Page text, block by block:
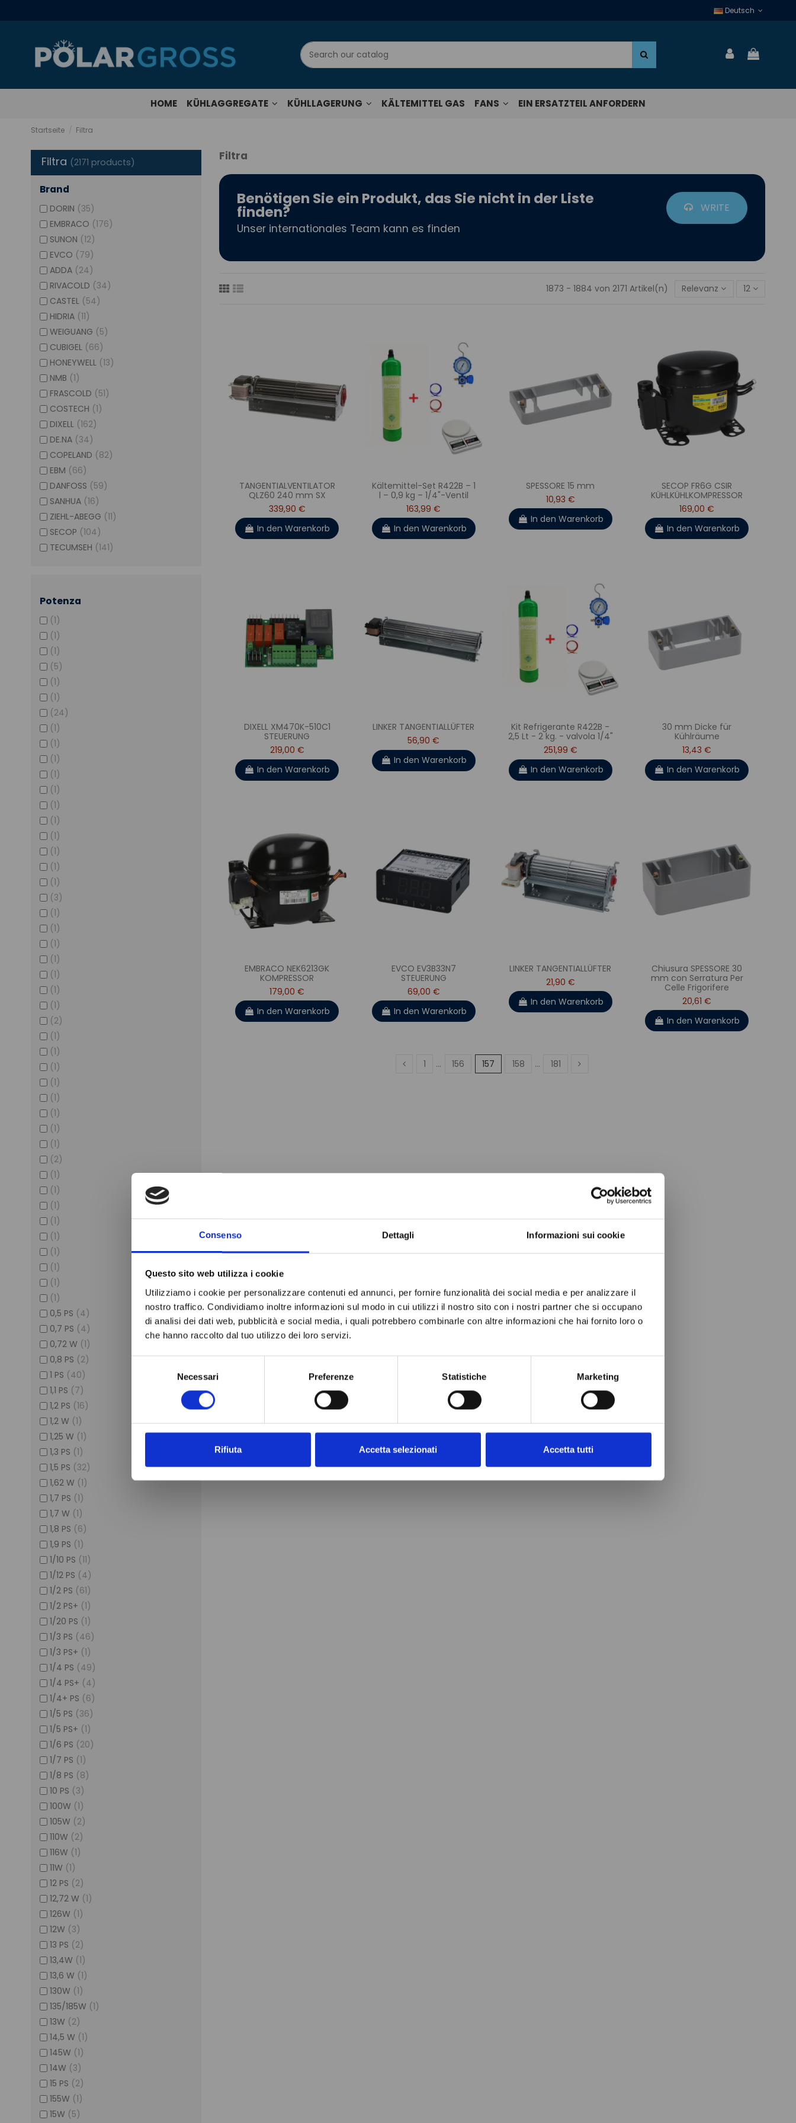
Consenso Dettagli Informazioni sui cookie
Questo sito web utilizza i cookie
Utilizziamo i cookie per personalizzare contenuti ed annunci, per fornire funzionalità dei social media e per analizzare il
nostro traffico. Condividiamo inoltre informazioni sul modo in cui utilizzi il nostro sito con i nostri partner che si occupano
di analisi dei dati web, pubblicità e social media, i quali potrebbero combinarle con altre informazioni che hai fornito loro o
che hanno raccolto dal tuo utilizzo dei loro servizi.
Necessari Preferenze Statistiche Marketing
Rifiuta Accetta selezionati Accetta tutti
Deutsch
HOME KÜHLAGGREGATE KÜHLLAGERUNG KÄLTEMITTEL GAS FANS EIN ERSATZTEIL ANFORDERN
Startseite Filtra
Filtra
Benötigen Sie ein Produkt, das Sie nicht in der Liste
finden?
Unser internationales Team kann es finden
WRITE
1873 - 1884 von 2171 Artikel(n) Relevanz 12
TANGENTIALVENTILATOR
QLZ60 240 mm SX
339,90 €
In den Warenkorb
Kältemittel-Set R422B – 1
l – 0,9 kg – 1/4"-Ventil
163,99 €
In den Warenkorb
SPESSORE 15 mm
10,93 €
In den Warenkorb
SECOP FR6G CSIR
KÜHLKÜHLKOMPRESSOR
169,00 €
In den Warenkorb
DIXELL XM470K-510C1
STEUERUNG
219,00 €
In den Warenkorb
LINKER TANGENTIALLÜFTER
56,90 €
In den Warenkorb
Kit Refrigerante R422B -
2,5 Lt - 2 kg. - valvola 1/4"
251,99 €
In den Warenkorb
30 mm Dicke für
Kühlräume
13,43 €
In den Warenkorb
EMBRACO NEK6213GK
KOMPRESSOR
179,00 €
In den Warenkorb
EVCO EV3B33N7
STEUERUNG
69,00 €
In den Warenkorb
LINKER TANGENTIALLÜFTER
21,90 €
In den Warenkorb
Chiusura SPESSORE 30
mm con Serratura Per
Celle Frigorifere
20,61 €
In den Warenkorb
1 … 156 157 158 … 181
Filtra (2171 products)
Brand
DORIN (35)
EMBRACO (176)
SUNON (12)
EVCO (79)
ADDA (24)
RIVACOLD (34)
CASTEL (54)
HIDRIA (11)
WEIGUANG (5)
CUBIGEL (66)
HONEYWELL (13)
NMB (1)
FRASCOLD (51)
COSTECH (1)
DIXELL (162)
DE.NA (34)
COPELAND (82)
EBM (66)
DANFOSS (59)
SANHUA (16)
ZIEHL-ABEGG (11)
SECOP (104)
TECUMSEH (141)
Potenza
(1)
(1)
(1)
(5)
(1)
(1)
(24)
(1)
(1)
(1)
(1)
(1)
(1)
(1)
(1)
(1)
(1)
(1)
(3)
(1)
(1)
(1)
(1)
(1)
(1)
(1)
(2)
(1)
(1)
(1)
(1)
(1)
(1)
(1)
(1)
(2)
(1)
(1)
(1)
(1)
(1)
(1)
(1)
(1)
(1)
0,5 PS (4)
0,7 PS (4)
0,72 W (1)
0,8 PS (2)
1 PS (40)
1,1 PS (7)
1,2 PS (16)
1,2 W (1)
1,25 W (1)
1,3 PS (1)
1,5 PS (32)
1,62 W (1)
1,7 PS (1)
1,7 W (1)
1,8 PS (6)
1,9 PS (1)
1/10 PS (11)
1/12 PS (4)
1/2 PS (61)
1/2 PS+ (1)
1/20 PS (1)
1/3 PS (46)
1/3 PS+ (1)
1/4 PS (49)
1/4 PS+ (4)
1/4+ PS (6)
1/5 PS (36)
1/5 PS+ (1)
1/6 PS (20)
1/7 PS (1)
1/8 PS (8)
10 PS (3)
100W (1)
105W (2)
110W (2)
116W (1)
11W (1)
12 PS (2)
12,72 W (1)
126W (1)
12W (3)
13 PS (2)
13,4W (1)
13,6 W (1)
130W (1)
135/185W (1)
13W (2)
14,5 W (1)
145W (1)
14W (3)
15 PS (2)
155W (1)
15W (5)